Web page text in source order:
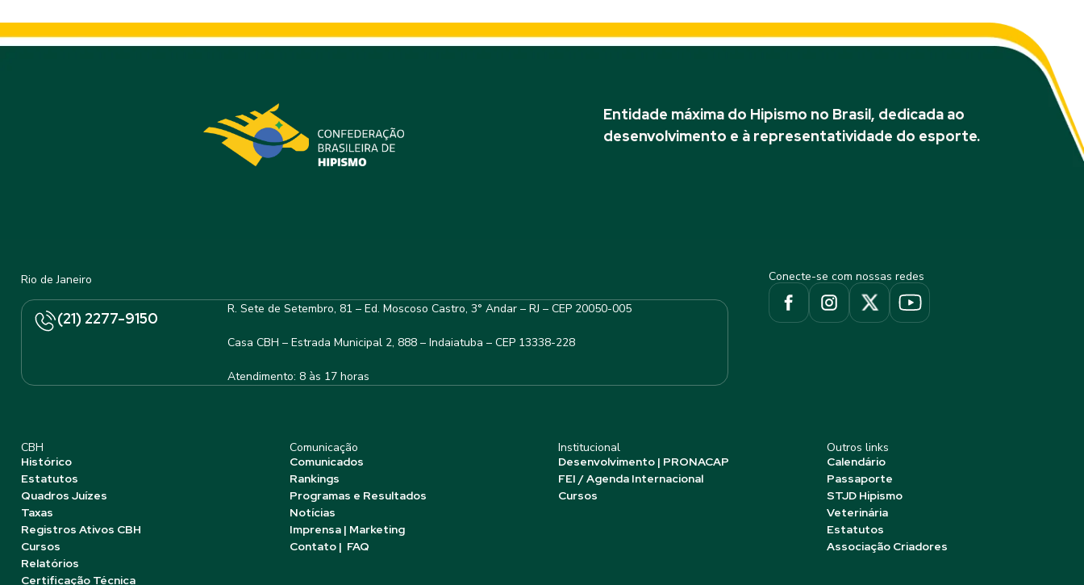
Entidade máxima do Hipismo no Brasil, dedicada ao
desenvolvimento e à representatividade do esporte.
Rio de Janeiro
(21) 2277-9150
R. Sete de Setembro, 81 – Ed. Moscoso Castro, 3° Andar – RJ – CEP 20050-005
Casa CBH – Estrada Municipal 2, 888 – Indaiatuba – CEP 13338-228
Atendimento: 8 às 17 horas
Conecte-se com nossas redes
CBH
Histórico
Estatutos
Quadros Juízes
Taxas
Registros Ativos CBH
Cursos
Relatórios
Certificação Técnica
Comunicação
Comunicados
Rankings
Programas e Resultados
Notícias
Imprensa | Marketing
Contato | FAQ
Institucional
Desenvolvimento | PRONACAP
FEI / Agenda Internacional
Cursos
Outros links
Calendário
Passaporte
STJD Hipismo
Veterinária
Estatutos
Associação Criadores